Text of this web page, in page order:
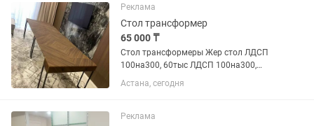
Реклама
Стол трансформер
65 000 ₸
Стол трансформеры Жер стол ЛДСП
100на300, 60тыс ЛДСП 100на300,
65тыс ЛДСП с мет ножками. 100на300,
85тыс ЛДСП с мет ножками 100на400,
100на400, 130тыс Круглый стол...
Астана, сегодня
Реклама